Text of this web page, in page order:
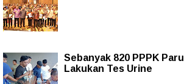
Sebanyak 820 PPPK
Lakukan Tes Urine